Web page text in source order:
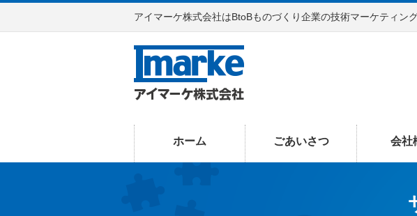
アイマーケ株式会社はBtoBものづくり企業の技術マーケティン
ホーム ごあいさつ 会社